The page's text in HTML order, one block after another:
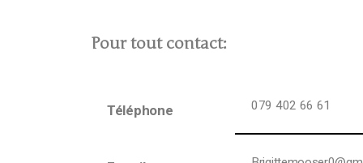
Pour tout contact:
Téléphone 079 402 66 61